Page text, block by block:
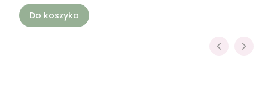
Do koszyka